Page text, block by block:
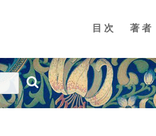
目次 著者